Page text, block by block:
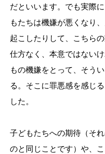
だといいます。でも実際
もたちは機嫌が悪くなり
起こしたりして、こちら
仕方なく、本意ではない
もの機嫌をとって、そう
る。そこに罪悪感を感じ
した。
子どもたちへの期待（そ
のと同じことです）や、